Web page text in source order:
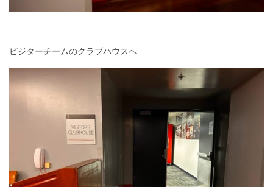
ビジターチームのクラブハウスへ